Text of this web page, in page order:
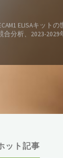
ELISAキット
合分析、2023-2029
ット記事